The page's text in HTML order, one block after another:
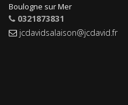
Boulogne sur Mer
0321873831
jcdavidsalaison@jcdavid.fr